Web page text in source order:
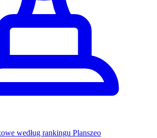
według rankingu Planszeo